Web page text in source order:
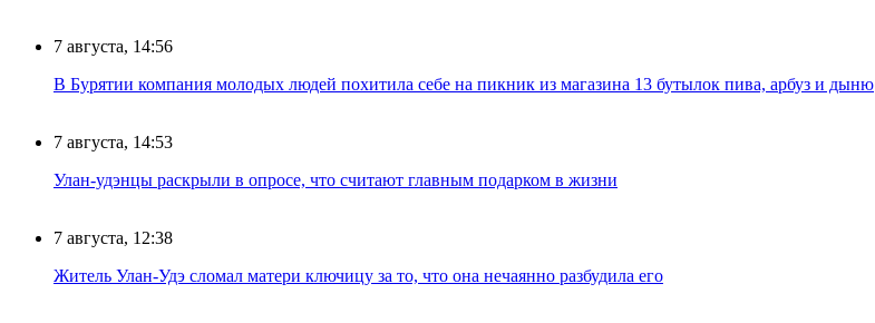
7 августа, 14:56
В Бурятии компания молодых людей похитила себе на пикник из магазина 13 бутылок пива, арбуз и дыню
7 августа, 14:53
Улан-удэнцы раскрыли в опросе, что считают главным подарком в жизни
7 августа, 12:38
Житель Улан-Удэ сломал матери ключицу за то, что она нечаянно разбудила его